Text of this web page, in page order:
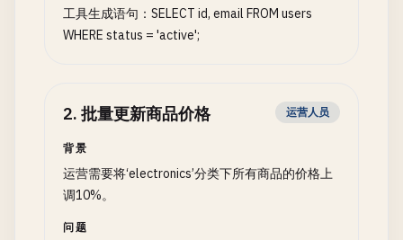
工具生成语句：SELECT id, email FROM users
WHERE status = 'active';
2. 批量更新商品价格 运营人员
背景
运营需要将‘electronics’分类下所有商品的价格上
调10%。
问题